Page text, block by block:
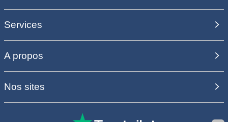
Services
A propos
Nos sites